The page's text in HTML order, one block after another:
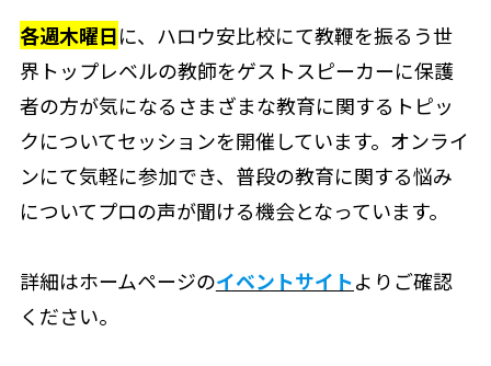
各週木曜日に、ハロウ安比校にて教鞭を振るう世
界トップレベルの教師をゲストスピーカーに保護
者の方が気になるさまざまな教育に関するトピッ
クについてセッションを開催しています。オンライ
ンにて気軽に参加でき、普段の教育に関する悩み
についてプロの声が聞ける機会となっています。
詳細はホームページのイベントサイトよりご確認
ください。